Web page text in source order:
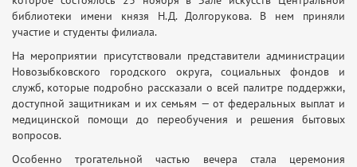
библиотеки имени князя Н.Д. Долгорукова. В нем приняли
участие и студенты филиала.
На мероприятии присутствовали представители администрации
Новозыбковского городского округа, социальных фондов и
служб, которые подробно рассказали о всей палитре поддержки,
доступной защитникам и их семьям — от федеральных выплат и
медицинской помощи до переобучения и решения бытовых
вопросов.
Особенно трогательной частью вечера стала церемония